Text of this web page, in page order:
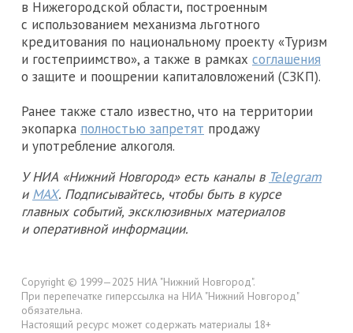
в Нижегородской области, построенным
с использованием механизма льготного
кредитования по национальному проекту «Туризм
и гостеприимство», а также в рамках соглашения
о защите и поощрении капиталовложений (СЗКП).
Ранее также стало известно, что на территории
экопарка полностью запретят продажу
и употребление алкоголя.
У НИА «Нижний Новгород» есть каналы в Telegram
и MAX. Подписывайтесь, чтобы быть в курсе
главных событий, эксклюзивных материалов
и оперативной информации.
Copyright © 1999—2025 НИА "Нижний Новгород".
При перепечатке гиперссылка на НИА "Нижний Новгород"
обязательна.
Настоящий ресурс может содержать материалы 18+